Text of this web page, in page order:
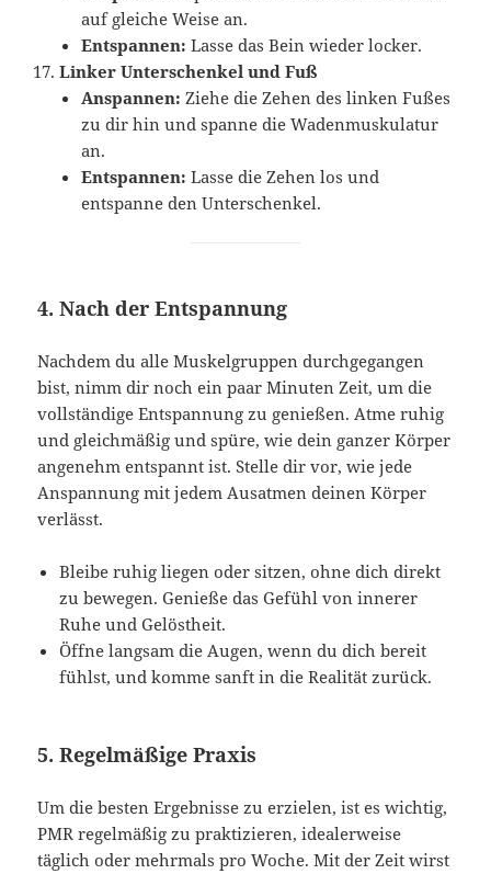
auf gleiche Weise an.
Entspannen: Lasse das Bein wieder locker.
Linker Unterschenkel und Fuß
Anspannen: Ziehe die Zehen des linken Fußes
zu dir hin und spanne die Wadenmuskulatur
an.
Entspannen: Lasse die Zehen los und
entspanne den Unterschenkel.
4.Nach der Entspannung
Nachdem du alle Muskelgruppen durchgegangen
bist, nimm dir noch ein paar Minuten Zeit, um die
vollständige Entspannung zu genießen. Atme ruhig
und gleichmäßig und spüre, wie dein ganzer Körper
angenehm entspannt ist. Stelle dir vor, wie jede
Anspannung mit jedem Ausatmen deinen Körper
verlässt.
Bleibe ruhig liegen oder sitzen, ohne dich direkt
zu bewegen. Genieße das Gefühl von innerer
Ruhe und Gelöstheit.
Öffne langsam die Augen, wenn du dich bereit
fühlst, und komme sanft in die Realität zurück.
5.Regelmäßige Praxis
Um die besten Ergebnisse zu erzielen, ist es wichtig,
PMR regelmäßig zu praktizieren, idealerweise
täglich oder mehrmals pro Woche. Mit der Zeit wirst